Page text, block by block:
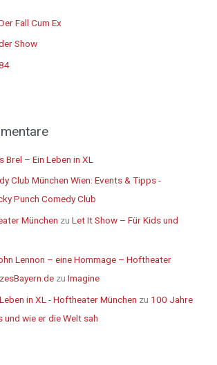
Fall Cum Ex
Show
Brel – Ein Leben in XL
Club München Wien: Events & Tipps -
Punch Comedy Club
München zuLet It Show – Für Kids und
Lennon – eine Hommage – Hoftheater
zuImagine
in XL - Hoftheater München zu 100 Jahre
und wie er die Welt sah